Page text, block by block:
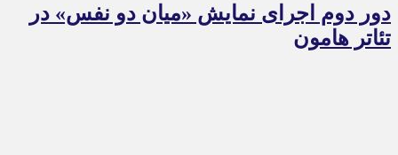
دور دوم اجرای نمایش «میان دو نفس» در
تئاتر هامون